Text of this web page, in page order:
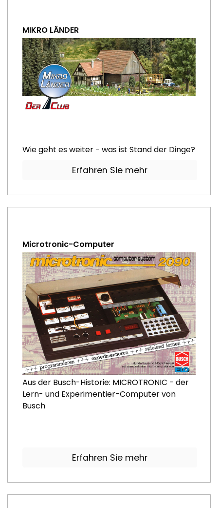
MIKRO LÄNDER
Wie geht es weiter - was ist Stand der Dinge?
Erfahren Sie mehr
Microtronic-Computer
Aus der Busch-Historie: MICROTRONIC - der
Lern- und Experimentier-Computer von
Busch
Erfahren Sie mehr